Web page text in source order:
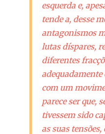
esquerda e,
tende a, desse
antagonismos
lutas díspares,
diferentes
adequadamente
com um
parece ser que,
tivessem sido
as suas